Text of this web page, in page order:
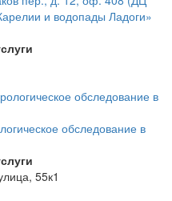
и водопады Ладоги»
обследование в
55к1